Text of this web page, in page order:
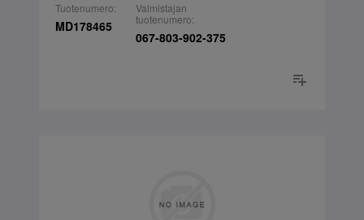
Tuotenumero:
MD178465
Valmistajan
tuotenumero:
067-803-902-375